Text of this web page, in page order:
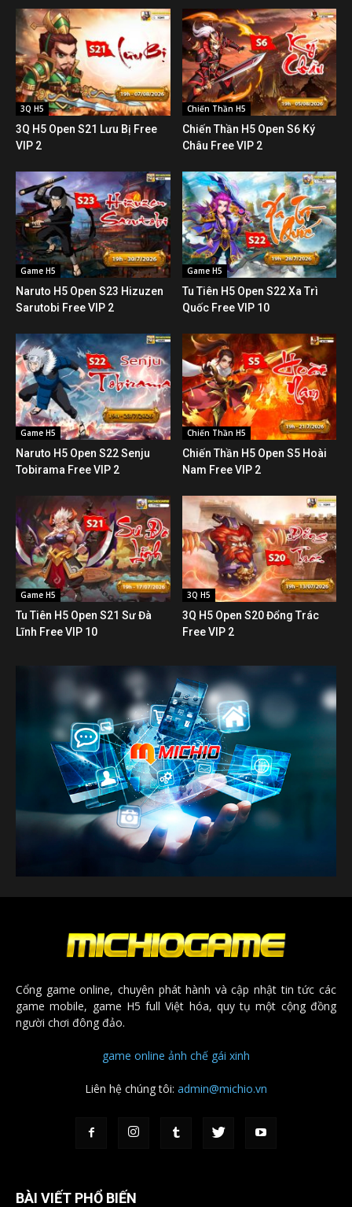
3Q H5
3Q H5 Open S21 Lưu Bị Free
VIP 2
Chiến Thần H5
Chiến Thần H5 Open S6 Ký
Châu Free VIP 2
Game H5
Naruto H5 Open S23 Hizuzen
Sarutobi Free VIP 2
Game H5
Tu Tiên H5 Open S22 Xa Trì
Quốc Free VIP 10
Game H5
Naruto H5 Open S22 Senju
Tobirama Free VIP 2
Chiến Thần H5
Chiến Thần H5 Open S5 Hoài
Nam Free VIP 2
Game H5
Tu Tiên H5 Open S21 Sư Đà
Lĩnh Free VIP 10
3Q H5
3Q H5 Open S20 Đổng Trác
Free VIP 2
Cổng game online, chuyên phát hành và cập nhật tin tức các
game mobile, game H5 full Việt hóa, quy tụ một cộng đồng
người chơi đông đảo.
game online ảnh chế gái xinh
Liên hệ chúng tôi: admin@michio.vn
BÀI VIẾT PHỔ BIẾN